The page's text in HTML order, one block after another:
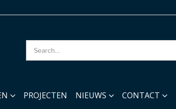
PROJECTEN NIEUWS CONTACT